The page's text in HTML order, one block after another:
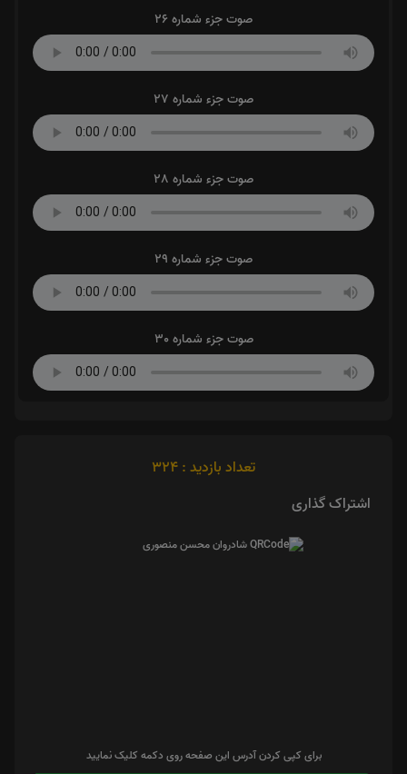
صوت جزء شماره 26
صوت جزء شماره 27
صوت جزء شماره 28
صوت جزء شماره 29
صوت جزء شماره 30
تعداد بازدید : 324
اشتراک گذاری
برای کپی کردن آدرس این صفحه روی دکمه کلیک نمایید